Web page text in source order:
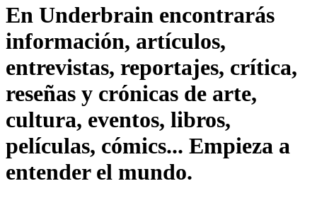
En Underbrain encontrarás
información, artículos,
entrevistas, reportajes, crítica,
reseñas y crónicas de arte,
cultura, eventos, libros,
películas, cómics... Empieza a
entender el mundo.